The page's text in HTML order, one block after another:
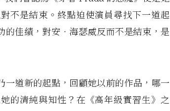
不是結束。終點迫使演員尋找下一道起
的佳績，對安‧海瑟威反而不是結束，是
一道新的起點，回顧她以前的作品，哪一
的清純與知性？在《高年級實習生》之